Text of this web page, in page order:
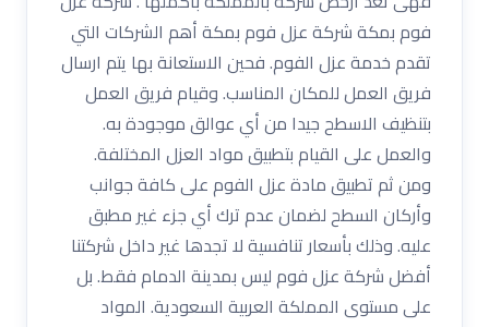
فوم بمكة شركة عزل فوم بمكة أهم الشركات التي
تقدم خدمة عزل الفوم. فحين الاستعانة بها يتم ارسال
فريق العمل للمكان المناسب. وقيام فريق العمل
بتنظيف الاسطح جيدا من أي عوالق موجودة به.
والعمل على القيام بتطبيق مواد العزل المختلفة.
ومن ثم تطبيق مادة عزل الفوم على كافة جوانب
وأركان السطح لضمان عدم ترك أي جزء غير مطبق
عليه. وذلك بأسعار تنافسية لا تجدها غير داخل شركتنا
أفضل شركة عزل فوم ليس بمدينة الدمام فقط. بل
على مستوى المملكة العربية السعودية. المواد